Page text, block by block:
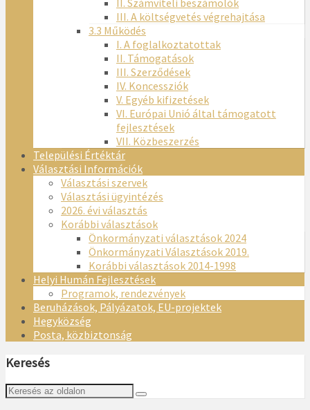
III. A költségvetés végrehajtása
3.3 Működés
I. A foglalkoztatottak
II. Támogatások
III. Szerződések
IV. Koncessziók
V. Egyéb kifizetések
VI. Európai Unió által támogatott
fejlesztések
VII. Közbeszerzés
Települési Értéktár
Választási Információk
Választási szervek
Választási ügyintézés
2026. évi választás
Korábbi választások
Önkormányzati választások 2024
Önkormányzati Választások 2019.
Korábbi választások 2014-1998
Helyi Humán Fejlesztések
Programok, rendezvények
Beruházások, Pályázatok, EU-projektek
Hegyközség
Posta, közbiztonság
Keresés